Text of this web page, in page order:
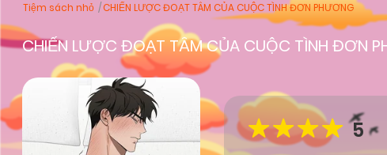
Tiệm sách nhỏ CHIẾN LƯỢC ĐOẠT TÂM CỦA CUỘC TÌNH ĐƠN PHƯƠNG
CHIẾN LƯỢC ĐOẠT TÂM CỦA CUỘC TÌNH ĐƠN
5